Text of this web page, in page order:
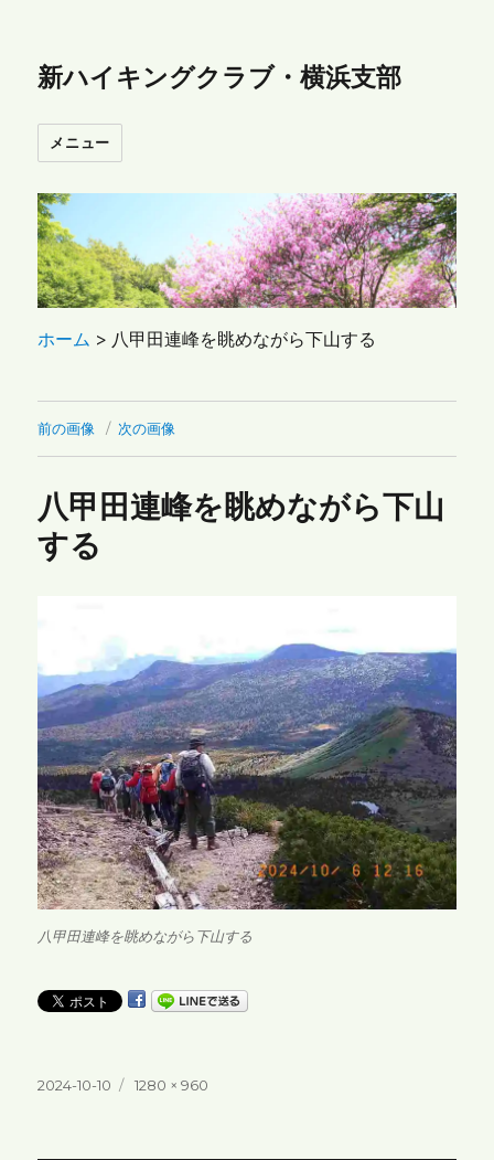
新ハイキングクラブ・横浜支部
メニュー
ホーム > 八甲田連峰を眺めながら下山する
前の画像 次の画像
八甲田連峰を眺めながら下山
する
八甲田連峰を眺めながら下山する
投
2024-10-10
フ
1280 × 960